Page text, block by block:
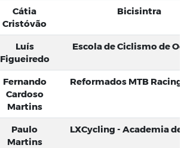
Cátia
Cristóvão
Bicisintra
Luís
Figueiredo
Escola de Ciclismo de
Fernando
Cardoso
Martins
Reformados MTB Racing
Paulo
Martins
LXCycling - Academia de